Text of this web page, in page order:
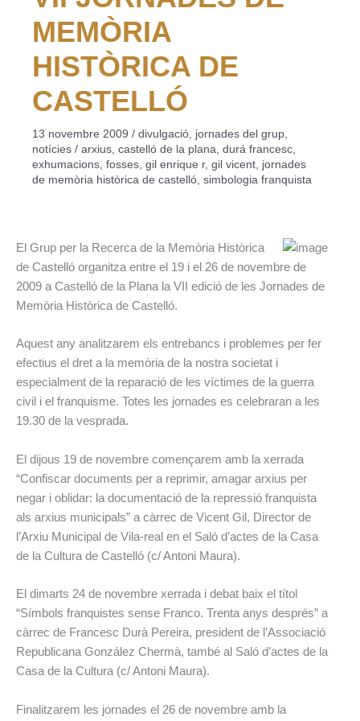
MEMÒRIA
HISTÒRICA DE
CASTELLÓ
13 novembre 2009 / divulgació jornades del grup
notícies / arxius castelló de la plana durá francesc
exhumacions fosses gil enrique r, gil vicent jornades
de memòria històrica de castelló simbologia franquista
El Grup per la Recerca de la Memòria Històrica
de Castelló organitza entre el 19 i el 26 de novembre de
2009 a Castelló de la Plana la VII edició de les Jornades de
Memòria Històrica de Castelló.
Aquest any analitzarem els entrebancs i problemes per fer
efectius el dret a la memòria de la nostra societat i
especialment de la reparació de les víctimes de la guerra
civil i el franquisme. Totes les jornades es celebraran a les
19.30 de la vesprada.
El dijous 19 de novembre començarem amb la xerrada
“Confiscar documents per a reprimir, amagar arxius per
negar i oblidar: la documentació de la repressió franquista
als arxius municipals” a càrrec de Vicent Gil, Director de
l’Arxiu Municipal de Vila-real en el Saló d’actes de la Casa
de la Cultura de Castelló (c/ Antoni Maura).
El dimarts 24 de novembre xerrada i debat baix el títol
“Símbols franquistes sense Franco. Trenta anys després” a
càrrec de Francesc Durà Pereira, president de l’Associació
Republicana González Chermà, també al Saló d’actes de la
Casa de la Cultura (c/ Antoni Maura).
Finalitzarem les jornades el 26 de novembre amb la